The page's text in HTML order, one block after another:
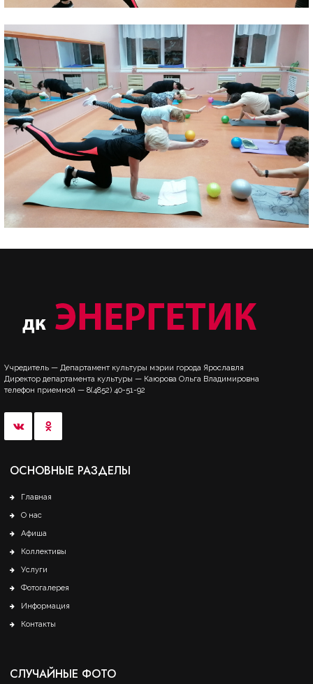
Учредитель — Департамент культуры мэрии города Ярославля
Директор департамента культуры — Каюрова Ольга Владимировна
телефон приемной — 8(4852) 40-51-92
ОСНОВНЫЕ РАЗДЕЛЫ
Главная
О нас
Афиша
Коллективы
Услуги
Фотогалерея
Информация
Контакты
СЛУЧАЙНЫЕ ФОТО